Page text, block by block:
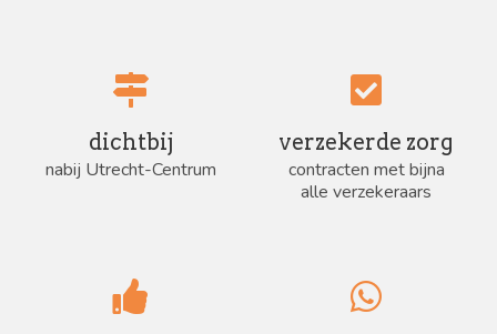
dichtbij
nabij Utrecht-Centrum
verzekerde zorg
contracten met bijna
alle verzekeraars